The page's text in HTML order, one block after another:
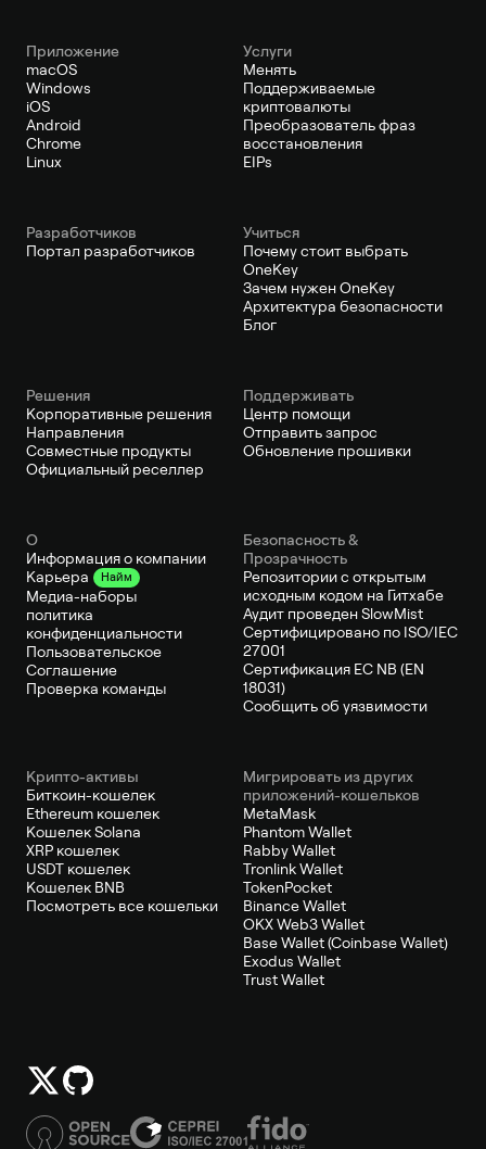
Приложение
macOS
Windows
iOS
Android
Chrome
Linux
Услуги
Менять
Поддерживаемые
криптовалюты
Преобразователь фраз
восстановления
EIPs
Pазработчиков
Портал разработчиков
Учиться
Почему стоит выбрать
OneKey
Зачем нужен OneKey
Архитектура безопасности
Блог
Решения
Корпоративные решения
Направления
Совместные продукты
Официальный реселлер
Поддерживать
Центр помощи
Отправить запрос
Обновление прошивки
О
Информация о компании
Карьера
Найм
Медиа-наборы
политика
конфиденциальности
Пользовательское
Соглашение
Проверка команды
Безопасность &
Прозрачность
Репозитории с открытым
исходным кодом на Гитхабе
Аудит проведен SlowMist
Сертифицировано по ISO/IEC
27001
Сертификация ЕС NB (EN
18031)
Сообщить об уязвимости
Крипто-активы
Биткоин-кошелек
Ethereum кошелек
Кошелек Solana
XRP кошелек
USDT кошелек
Кошелек BNB
Посмотреть все кошельки
Мигрировать из других
приложений-кошельков
MetaMask
Phantom Wallet
Rabby Wallet
Tronlink Wallet
TokenPocket
Binance Wallet
OKX Web3 Wallet
Base Wallet (Coinbase Wallet)
Exodus Wallet
Trust Wallet